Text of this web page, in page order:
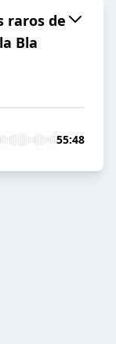
raros de
Bla
55:48